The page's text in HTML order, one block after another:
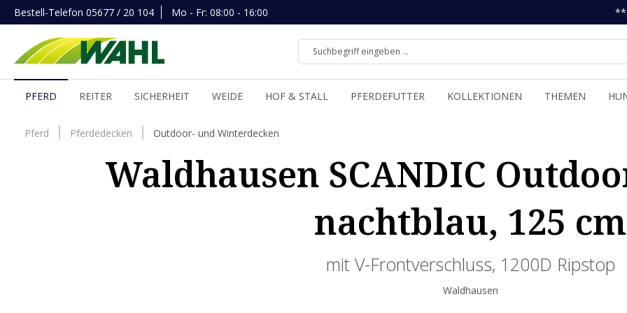
springen
Bestell-Telefon 05677 / 20 104 Mo - Fr: 08:00 - 16:00
PFERD REITER SICHERHEIT WEIDE HOF & STALL PFERDEFUTTER KOLLEKTIONEN THEMEN
Pferd Pferdedecken Outdoor- und Winterdecken
Waldhausen SCANDIC
nachtblau, 125 cm
mit V-Frontverschluss, 1200D Ripstop
Waldhausen